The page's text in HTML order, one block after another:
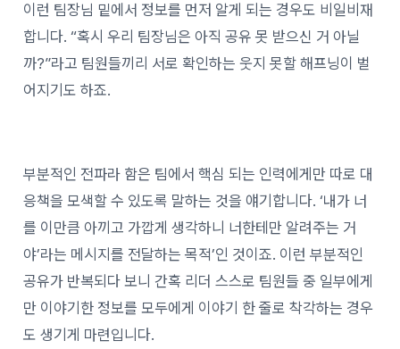
이런 팀장님 밑에서 정보를 먼저 알게 되는 경우도 비일비재
합니다. “혹시 우리 팀장님은 아직 공유 못 받으신 거 아닐
까?”라고 팀원들끼리 서로 확인하는 웃지 못할 해프닝이 벌
어지기도 하죠.
부분적인 전파라 함은 팀에서 핵심 되는 인력에게만 따로 대
응책을 모색할 수 있도록 말하는 것을 얘기합니다. ‘내가 너
를 이만큼 아끼고 가깝게 생각하니 너한테만 알려주는 거
야’라는 메시지를 전달하는 목적’인 것이죠. 이런 부분적인
공유가 반복되다 보니 간혹 리더 스스로 팀원들 중 일부에게
만 이야기한 정보를 모두에게 이야기 한 줄로 착각하는 경우
도 생기게 마련입니다.